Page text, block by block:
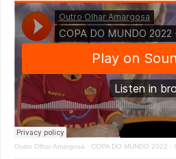
Outro Olhar Amargosa · COPA DO MUNDO 2022